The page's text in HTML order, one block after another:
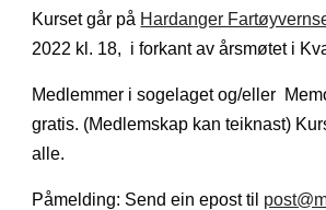
Kurset går på Hardanger
2022 kl. 18,  i forkant av årsmøtet i
Medlemmer i sogelaget og/eller
gratis. (Medlemskap kan teiknast)
alle.
Påmelding: Send ein epost til